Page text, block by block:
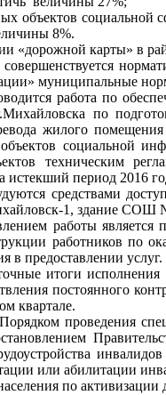
объектов социальной
8%.
«дорожной карты» в
муниципальные
работа по
по
жилого
социальной
техническим
истекший период 2016
средствами
1, здание СОШ
работы является
работников по
в предоставлении услуг.
итоги
постоянного
квартале.
проведения
или абилитации
по